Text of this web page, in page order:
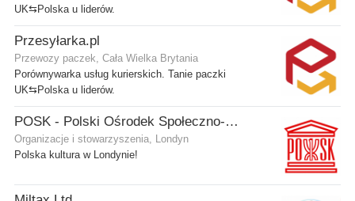
UK⇆Polska u liderów.
Przesyłarka.pl
Przewozy paczek, Cała Wielka Brytania
Porównywarka usług kurierskich. Tanie paczki
UK⇆Polska u liderów.
POSK - Polski Ośrodek Społeczno-Kulturalny
Organizacje i stowarzyszenia, Londyn
Polska kultura w Londynie!